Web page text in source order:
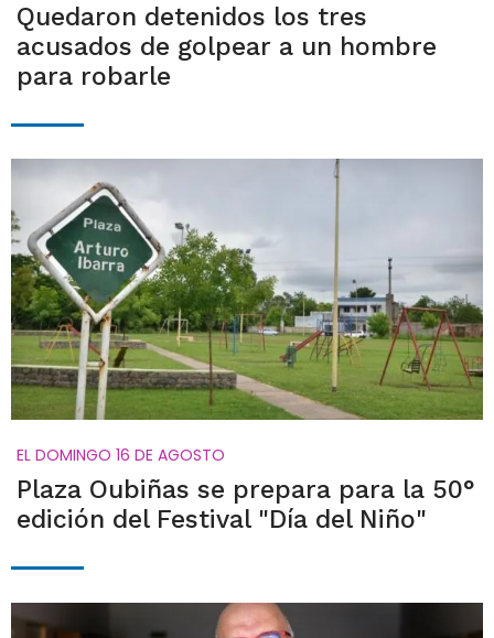
Quedaron detenidos los tres
acusados de golpear a un hombre
para robarle
EL DOMINGO 16 DE AGOSTO
Plaza Oubiñas se prepara para la 50°
edición del Festival "Día del Niño"